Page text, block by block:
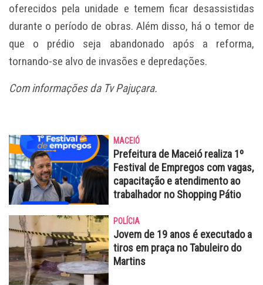
oferecidos pela unidade e temem ficar desassistidas
durante o período de obras. Além disso, há o temor de
que o prédio seja abandonado após a reforma,
tornando-se alvo de invasões e depredações.
Com informações da Tv Pajuçara.
MACEIÓ
Prefeitura de Maceió realiza 1º
Festival de Empregos com vagas,
capacitação e atendimento ao
trabalhador no Shopping Pátio
POLÍCIA
Jovem de 19 anos é executado a
tiros em praça no Tabuleiro do
Martins